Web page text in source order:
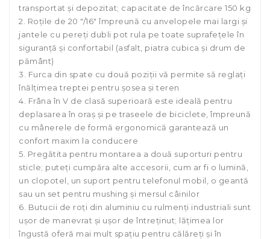
transportat și depozitat; capacitate de încărcare 150 kg
2. Roțile de 20 "/16" împreună cu anvelopele mai largi și
jantele cu pereți dubli pot rula pe toate suprafețele în
siguranță și confortabil (asfalt, piatra cubica și drum de
pământ)
3. Furca din spate cu două poziții vă permite să reglați
înălțimea treptei pentru șosea și teren
4. Frâna în V de clasă superioară este ideală pentru
deplasarea în oraș și pe traseele de biciclete, împreună
cu mânerele de formă ergonomică garantează un
confort maxim la conducere
5. Pregătita pentru montarea a două suporturi pentru
sticle; puteți cumpăra alte accesorii, cum ar fi o lumină,
un clopotel, un suport pentru telefonul mobil, o geantă
sau un set pentru mushing și mersul câinilor
6. Butucii de roți din aluminiu cu rulmenți industriali sunt
ușor de manevrat și ușor de întreținut; lățimea lor
îngustă oferă mai mult spațiu pentru călăreți și în